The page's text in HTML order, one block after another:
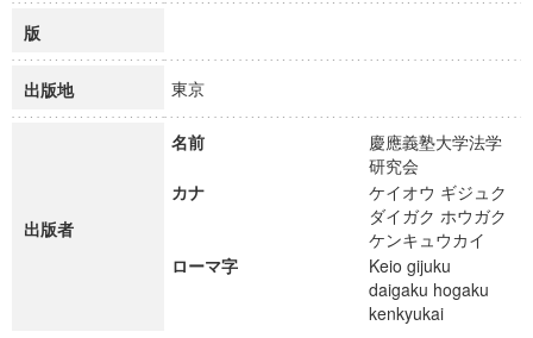
版
出版地 東京
出版者
名前
慶應義塾大学法学
研究会
カナ
ケイオウ ギジュク
ダイガク ホウガク
ケンキュウカイ
ローマ字
Keio gijuku
daigaku hogaku
kenkyukai